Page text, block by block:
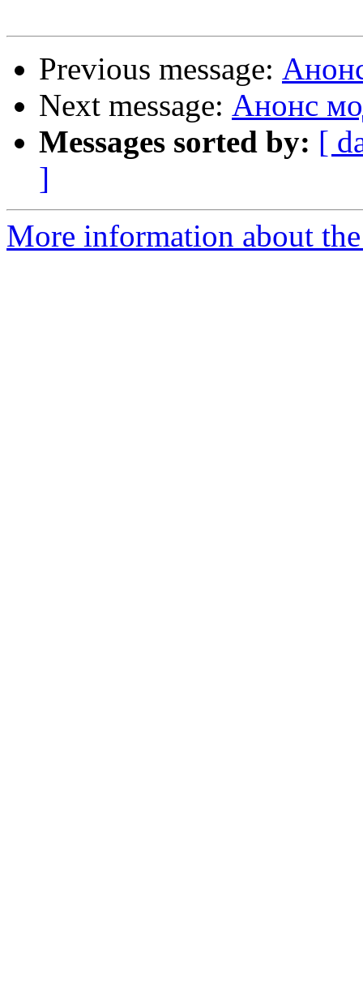
Previous message:
Next message: Анонс
Messages sorted by: [
]
More information about